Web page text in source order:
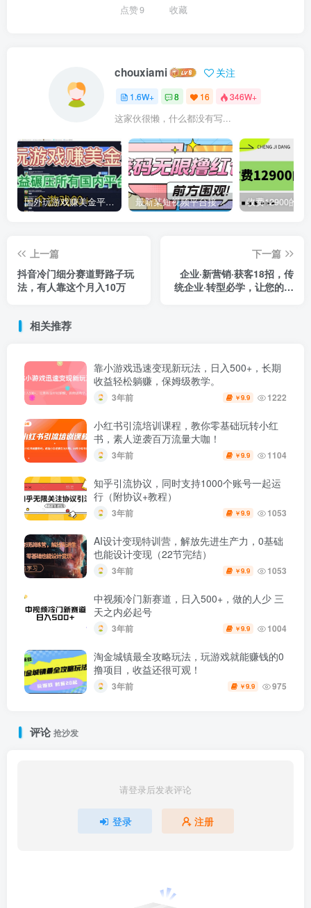
点赞9 收藏
chouxiami 关注
1.6W+ 8 16 346W+
这家伙很懒，什么都没有写...
国外玩游戏赚美金平台，一个游戏60+，收益碾压国内所有平台 最新某短视频平台接码看广告，无限撸1.3元项目【软件+详细操作教程】
上一篇
抖音冷门细分赛道野路子玩
法，有人靠这个月入10万
下一篇
企业·新营销·获客18招，传
统企业·转型必学，让您的生
相关推荐
靠小游戏迅速变现新玩法，日入500+，长期
收益轻松躺赚，保姆级教学。
3年前 ￥9.9 1222
小红书引流培训课程，教你零基础玩转小红
书，素人逆袭百万流量大咖！
3年前 ￥9.9 1104
知乎引流协议，同时支持1000个账号一起运
行（附协议+教程）
3年前 ￥9.9 1053
AI设计变现特训营，解放先进生产力，0基础
也能设计变现（22节完结）
3年前 ￥9.9 1053
中视频冷门新赛道，日入500+，做的人少 三
天之内必起号
3年前 ￥9.9 1004
淘金城镇最全攻略玩法，玩游戏就能赚钱的0
撸项目，收益还很可观！
3年前 ￥9.9 975
评论抢沙发
请登录后发表评论
登录 注册